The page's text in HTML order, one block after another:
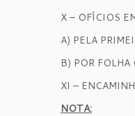
X – OFÍCIOS
A) PELA
B) POR
XI –
NOTA: